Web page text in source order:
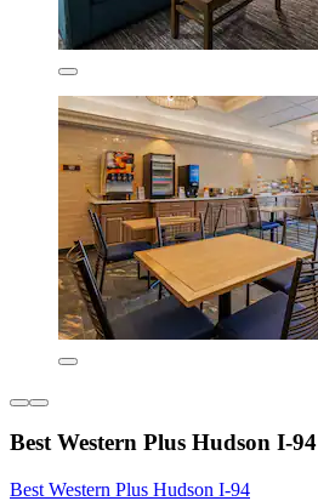
Best Western Plus Hudson I-94
Best Western Plus Hudson I-94